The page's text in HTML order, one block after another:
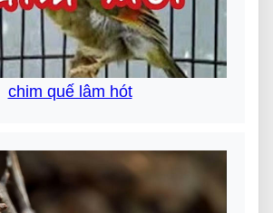
chim quế lâm hót